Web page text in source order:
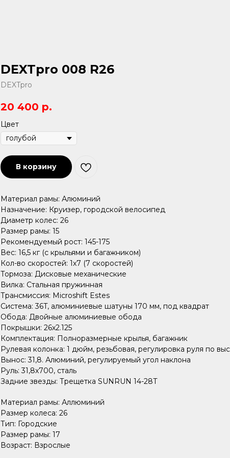
DEXTpro 008 R26
DEXTpro
20 400 р.
Цвет
В корзину
Материал рамы: Алюминий
Назначение: Круизер, городской велосипед
Диаметр колес: 26
Размер рамы: 15
Рекомендуемый рост: 145-175
Вес: 16,5 кг (с крыльями и багажником)
Кол-во скоростей: 1x7 (7 скоростей)
Тормоза: Дисковые механические
Вилка: Стальная пружинная
Трансмиссия: Microshift Estes
Система: 36T, алюминиевые шатуны 170 мм, под квадрат
Обода: Двойные алюминиевые обода
Покрышки: 26х2.125
Комплектация: Полноразмерные крылья, багажник
Рулевая колонка: 1 дюйм, резьбовая, регулировка руля по
Вынос: 31,8. Алюминий, регулируемый угол наклона
Руль: 31,8x700, сталь
Задние звезды: Трещетка SUNRUN 14-28T
Материал рамы: Аллюминий
Размер колеса: 26
Тип: Городские
Размер рамы: 17
Возраст: Взрослые